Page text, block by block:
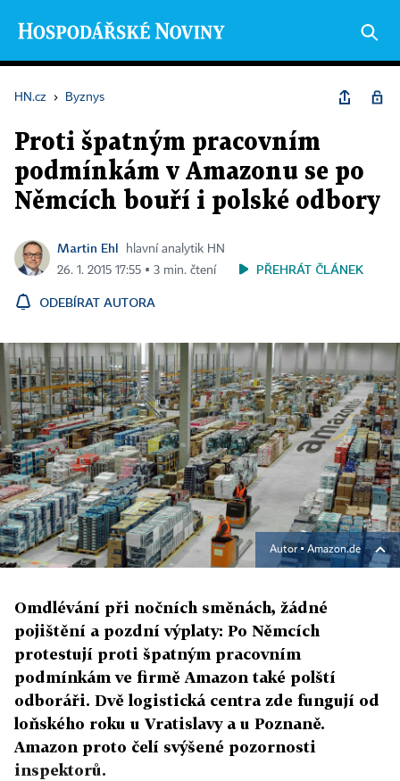
HN.cz › Byznys
Proti špatným pracovním
podmínkám v Amazonu se po
Němcích bouří i polské odbory
Martin Ehl
hlavní analytik HN
26. 1. 2015 17:55 ▪ 3 min. čtení
PŘEHRÁT ČLÁNEK
ODEBÍRAT AUTORA
Autor ▪ Amazon.de
Omdlévání při nočních směnách, žádné
pojištění a pozdní výplaty: Po Němcích
protestují proti špatným pracovním
podmínkám ve firmě Amazon také polští
odboráři. Dvě logistická centra zde fungují od
loňského roku u Vratislavy a u Poznaně.
Amazon proto čelí svýšené pozornosti
inspektorů.